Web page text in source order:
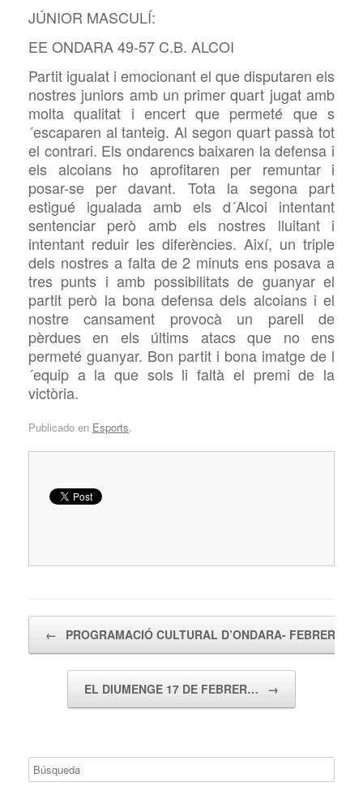
JÚNIOR MASCULÍ:
EE ONDARA 49-57 C.B. ALCOI
Partit igualat i emocionant el que disputaren els
nostres juniors amb un primer quart jugat amb
molta qualitat i encert que permeté que s
´escaparen al tanteig. Al segon quart passà tot
el contrari. Els ondarencs baixaren la defensa i
els alcoians ho aprofitaren per remuntar i
posar-se per davant. Tota la segona part
estigué igualada amb els d´Alcoi intentant
sentenciar però amb els nostres lluitant i
intentant reduir les diferències. Així, un triple
dels nostres a falta de 2 minuts ens posava a
tres punts i amb possibilitats de guanyar el
partit però la bona defensa dels alcoians i el
nostre cansament provocà un parell de
pèrdues en els últims atacs que no ens
permeté guanyar. Bon partit i bona imatge de l
´equip a la que sols li faltà el premi de la
victòria.
Publicado en Esports.
← PROGRAMACIÓ CULTURAL D’ONDARA- FEBRER
EL DIUMENGE 17 DE FEBRER… →